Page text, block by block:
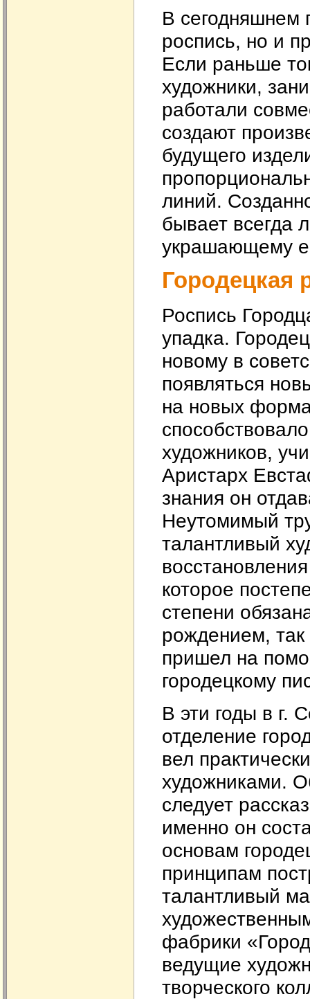
В сегодняшнем
роспись, но и
Если раньше
художники,
работали
создают
будущего
линий.
бывает всегда
украшающему
Городецкая
Роспись
упадка.
новому в
появляться
на новых
художников,
Аристарх
знания он
Неутомимый
талантливый
которое
степени
рождением,
пришел на
городецкому
В эти годы в г.
отделение
вел
художниками.
следует
именно он
основам
принципам
талантливый
фабрики
ведущие
творческого